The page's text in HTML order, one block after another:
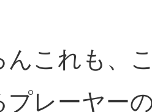
んこれも、
プレーヤー